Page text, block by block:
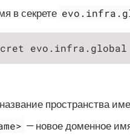
в секрете
evo.infra.global -n
пространства
— новое доменное